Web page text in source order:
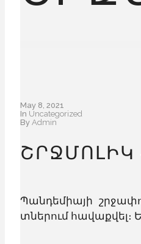
May 8, 2021
In Uncategorized
By Admin
Պանդեմիայի
տներում հավաքվել։